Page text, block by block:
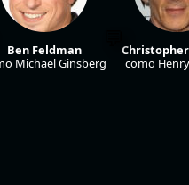
Ben Feldman
Michael Ginsberg
como